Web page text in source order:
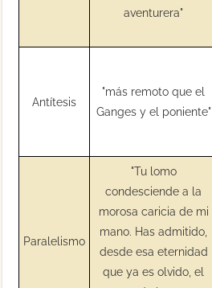
aventurera"
Antítesis
"más remoto que el
Ganges y el poniente"
Paralelismo
"Tu lomo
condesciende a la
morosa caricia de mi
mano. Has admitido,
desde esa eternidad
que ya es olvido, el